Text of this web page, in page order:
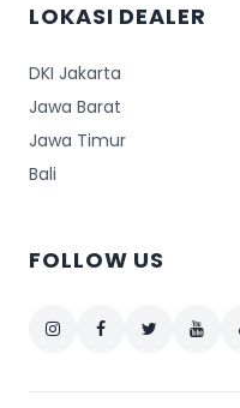
LOKASI DEALER
DKI Jakarta
Jawa Barat
Jawa Timur
Bali
FOLLOW US